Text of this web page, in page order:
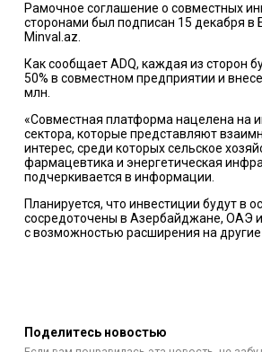
Рамочное соглашение о совместных
сторонами был подписан 15 декабря в
Minval.az.
Как сообщает ADQ, каждая из сторон
50% в совместном предприятии и
млн.
«Совместная платформа нацелена на
сектора, которые представляют
интерес, среди которых сельское
фармацевтика и энергетическая
подчеркивается в информации.
Планируется, что инвестиции будут в
сосредоточены в Азербайджане, ОАЭ
с возможностью расширения на
Поделитесь новостью